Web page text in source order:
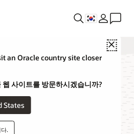
Close
an Oracle country site closer
사이트를 방문하시겠습니까?
States
.
프
스